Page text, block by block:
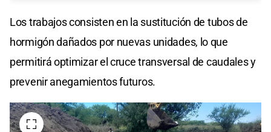
Los trabajos consisten en la sustitución de tubos de
hormigón dañados por nuevas unidades, lo que
permitirá optimizar el cruce transversal de caudales y
prevenir anegamientos futuros.